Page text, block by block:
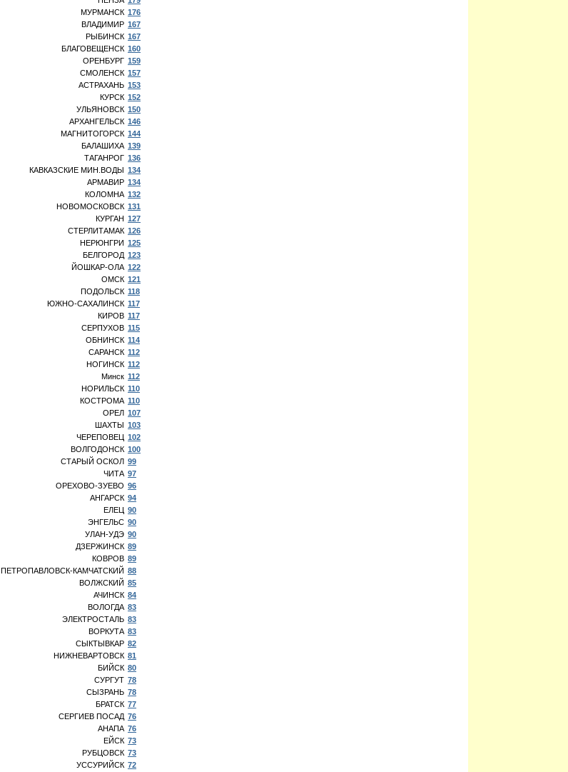
МУРМАНСК 176
ВЛАДИМИР 167
РЫБИНСК 167
БЛАГОВЕЩЕНСК 160
ОРЕНБУРГ 159
СМОЛЕНСК 157
АСТРАХАНЬ 153
КУРСК 152
УЛЬЯНОВСК 150
АРХАНГЕЛЬСК 146
МАГНИТОГОРСК 144
БАЛАШИХА 139
ТАГАНРОГ 136
КАВКАЗСКИЕ МИН.ВОДЫ 134
АРМАВИР 134
КОЛОМНА 132
НОВОМОСКОВСК 131
КУРГАН 127
СТЕРЛИТАМАК 126
НЕРЮНГРИ 125
БЕЛГОРОД 123
ЙОШКАР-ОЛА 122
ОМСК 121
ПОДОЛЬСК 118
ЮЖНО-САХАЛИНСК 117
КИРОВ 117
СЕРПУХОВ 115
ОБНИНСК 114
САРАНСК 112
НОГИНСК 112
Минск 112
НОРИЛЬСК 110
КОСТРОМА 110
ОРЕЛ 107
ШАХТЫ 103
ЧЕРЕПОВЕЦ 102
ВОЛГОДОНСК 100
СТАРЫЙ ОСКОЛ 99
ЧИТА 97
ОРЕХОВО-ЗУЕВО 96
АНГАРСК 94
ЕЛЕЦ 90
ЭНГЕЛЬС 90
УЛАН-УДЭ 90
ДЗЕРЖИНСК 89
КОВРОВ 89
ПЕТРОПАВЛОВСК-КАМЧАТСКИЙ 88
ВОЛЖСКИЙ 85
АЧИНСК 84
ВОЛОГДА 83
ЭЛЕКТРОСТАЛЬ 83
ВОРКУТА 83
СЫКТЫВКАР 82
НИЖНЕВАРТОВСК 81
БИЙСК 80
СУРГУТ 78
СЫЗРАНЬ 78
БРАТСК 77
СЕРГИЕВ ПОСАД 76
АНАПА 76
ЕЙСК 73
РУБЦОВСК 73
УССУРИЙСК 72